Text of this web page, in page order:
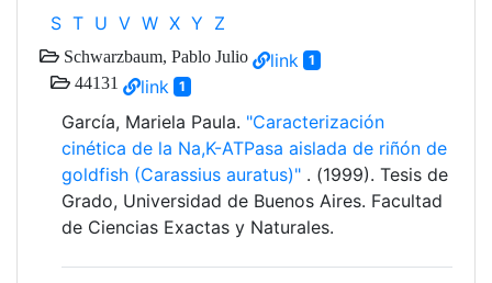
S T U V W X Y Z
Schwarzbaum, Pablo Julio link 1
44131 link 1
García, Mariela Paula. "Caracterización
cinética de la Na,K-ATPasa aislada de riñón de
goldfish (Carassius auratus)" . (1999). Tesis de
Grado, Universidad de Buenos Aires. Facultad
de Ciencias Exactas y Naturales.